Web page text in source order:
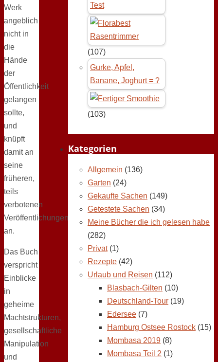
Werk
angeblich
nicht in
die
Hände
der
Öffentlichkeit
gelangen
sollte,
und
knüpft
damit an
seine
früheren,
teils
verbotenen
Veröffentlichungen
an.
Das Buch
verspricht
Einblicke
in
geheime
Machtstrukturen,
gesellschaftliche
Manipulation
und
Test
(107)
Gurke, Apfel,
Banane, Joghurt = ?
(103)
Kategorien
Allgemein (136)
Garten (24)
Gekaufte Sachen (149)
Getestete Sachen (34)
Meine Bücher die ich gelesen habe
(282)
Privat(1)
Rezepte (42)
Urlaub und Reisen (112)
Blasbach-Gilten (10)
Deutschland-Tour (19)
Edersee (7)
Hamburg Ostsee Rostock (15)
Mombasa 2019 (8)
Mombasa Teil 2 (1)